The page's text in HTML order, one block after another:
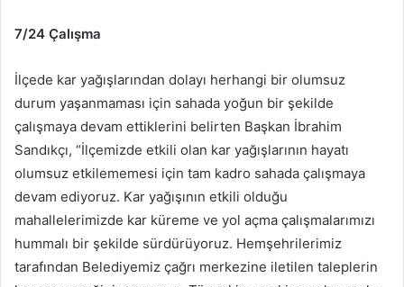
7/24 Çalışma
İlçede kar yağışlarından dolayı herhangi bir olumsuz
durum yaşanmaması için sahada yoğun bir şekilde
çalışmaya devam ettiklerini belirten Başkan İbrahim
Sandıkçı, “İlçemizde etkili olan kar yağışlarının hayatı
olumsuz etkilememesi için tam kadro sahada çalışmaya
devam ediyoruz. Kar yağışının etkili olduğu
mahallelerimizde kar küreme ve yol açma çalışmalarımızı
hummalı bir şekilde sürdürüyoruz. Hemşehrilerimiz
tarafından Belediyemiz çağrı merkezine iletilen taleplerin